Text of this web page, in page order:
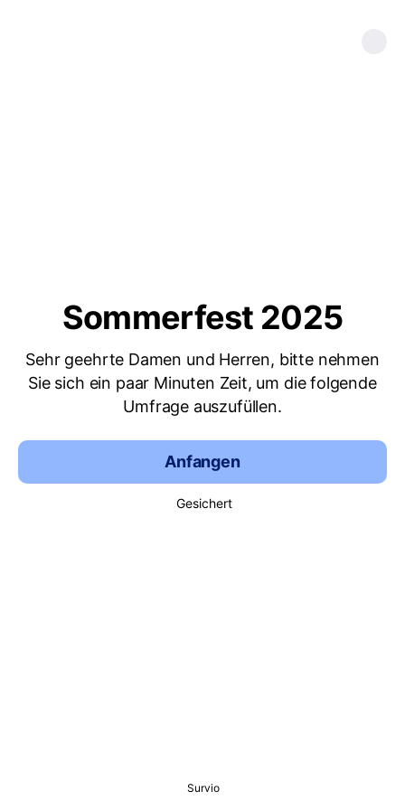
Sommerfest 2025
Sehr geehrte Damen und Herren, bitte nehmen
Sie sich ein paar Minuten Zeit, um die folgende
Umfrage auszufüllen.
Anfangen
Gesichert
Survio